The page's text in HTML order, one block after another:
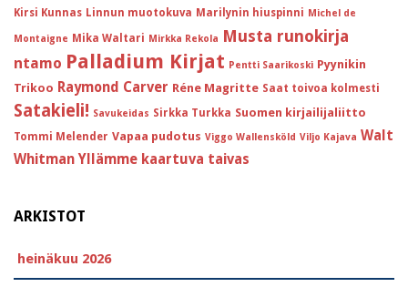
Kirsi Kunnas Linnun muotokuva Marilynin hiuspinni Michel de
Montaigne Mika Waltari Mirkka Rekola Musta runokirja
ntamo Palladium Kirjat Pentti Saarikoski Pyynikin
Trikoo Raymond Carver Réne Magritte Saat toivoa kolmesti
Satakieli! Savukeidas Sirkka Turkka Suomen kirjailijaliitto
Tommi Melender Vapaa pudotus Viggo Wallensköld Viljo Kajava Walt
Whitman Yllämme kaartuva taivas
ARKISTOT
heinäkuu 2026